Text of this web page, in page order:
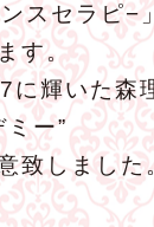
スセラピ−
す。
に輝いた森
ー”
致しました